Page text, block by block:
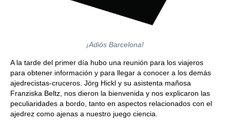
¡Adiós Barcelona!
A la tarde del primer día hubo una reunión para los viajeros
para obtener información y para llegar a conocer a los demás
ajedrecistas-cruceros. Jörg Hickl y su asistenta mañosa
Franziska Beltz, nos dieron la bienvenida y nos explicaron las
peculiaridades a bordo, tanto en aspectos relacionados con el
ajedrez como ajenas a nuestro juego ciencia.